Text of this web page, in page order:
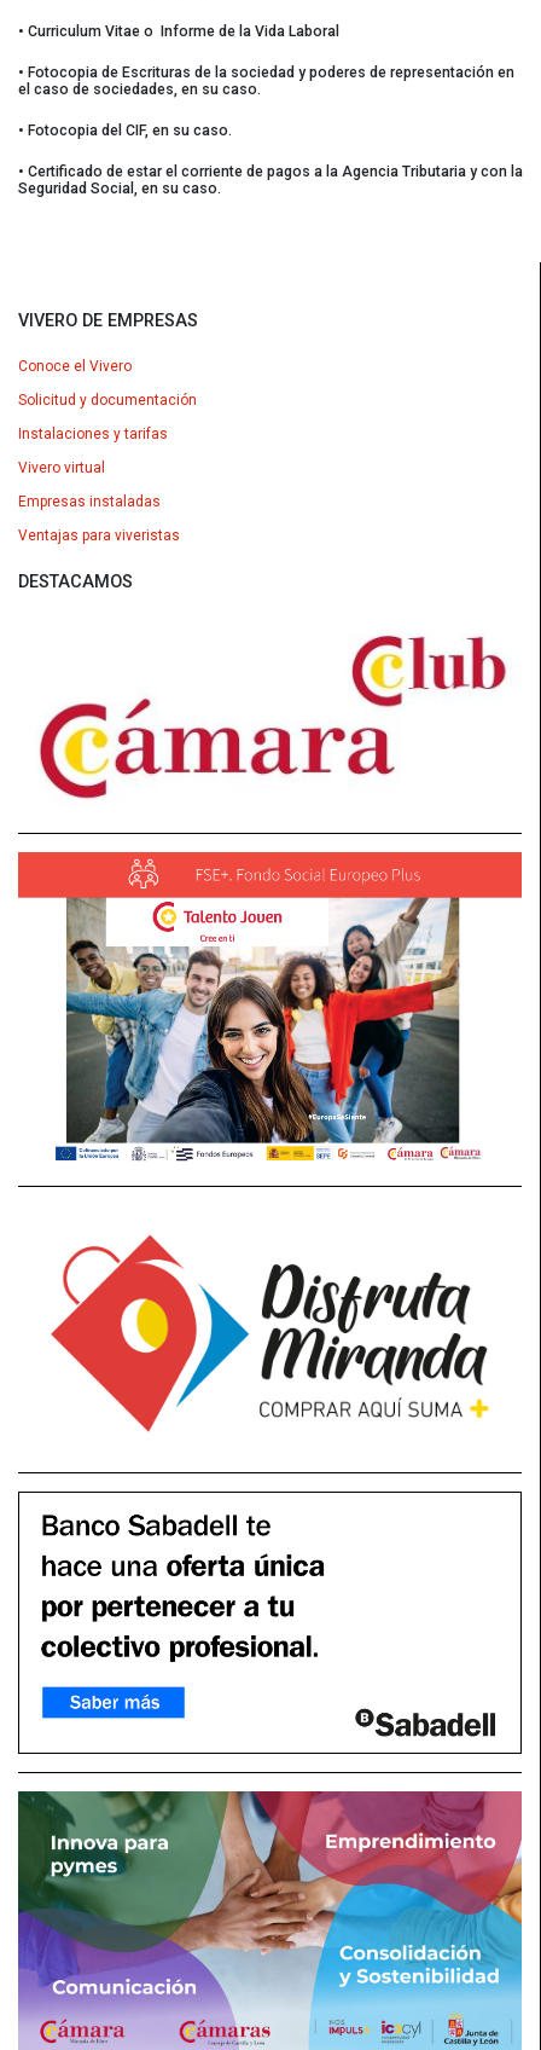
VIVERO DE EMPRESAS
Conoce el Vivero
Solicitud y documentación
Instalaciones y tarifas
Vivero virtual
Empresas instaladas
Ventajas para viveristas
DESTACAMOS
• Curriculum Vitae o Informe de la Vida Laboral
• Fotocopia de Escrituras de la sociedad y poderes de representación en
el caso de sociedades, en su caso.
• Fotocopia del CIF, en su caso.
• Certificado de estar el corriente de pagos a la Agencia Tributaria y con la
Seguridad Social, en su caso.